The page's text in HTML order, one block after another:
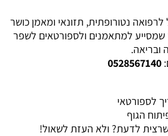
נטורופתית, תזונאי ומאמן כושר
שמסייע למתאמנים ולספורטאים לשפר
ובריאה.
0528567140
לספורטאי
הגוף
לדעת? ולא העזת לשאול!